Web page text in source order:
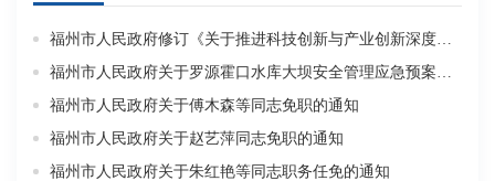
福州市人民政府关于傅木森等同志免职的通知
福州市人民政府关于赵艺萍同志免职的通知
福州市人民政府关于朱红艳等同志职务任免的通知